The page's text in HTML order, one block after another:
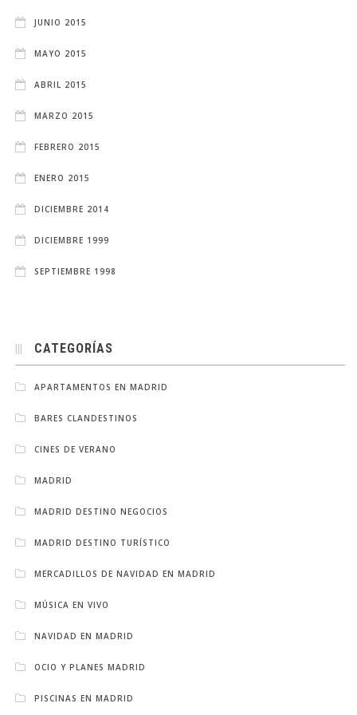
JUNIO 2015
MAYO 2015
ABRIL 2015
MARZO 2015
FEBRERO 2015
ENERO 2015
DICIEMBRE 2014
DICIEMBRE 1999
SEPTIEMBRE 1998
CATEGORÍAS
APARTAMENTOS EN MADRID
BARES CLANDESTINOS
CINES DE VERANO
MADRID
MADRID DESTINO NEGOCIOS
MADRID DESTINO TURÍSTICO
MERCADILLOS DE NAVIDAD EN MADRID
MÚSICA EN VIVO
NAVIDAD EN MADRID
OCIO Y PLANES MADRID
PISCINAS EN MADRID